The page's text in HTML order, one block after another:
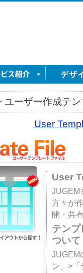
ユーザー作成テ
User
User
JUGEM
方々が
開・共
テン
ついて
JUGEM
ン」>